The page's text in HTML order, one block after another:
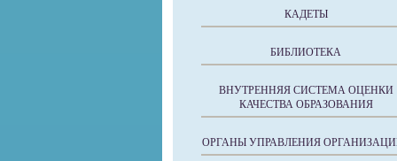
КАДЕТЫ
БИБЛИОТЕКА
ВНУТРЕННЯЯ СИСТЕМА ОЦЕНКИ
КАЧЕСТВА ОБРАЗОВАНИЯ
ОРГАНЫ УПРАВЛЕНИЯ